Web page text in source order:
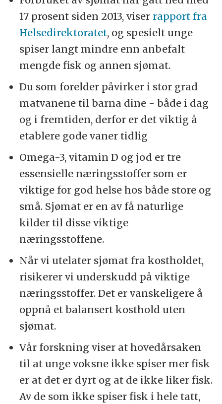
17 prosent siden 2013, viser rapport fra
Helsedirektoratet, og spesielt unge
spiser langt mindre enn anbefalt
mengde fisk og annen sjømat.
Du som forelder påvirker i stor grad
matvanene til barna dine - både i dag
og i fremtiden, derfor er det viktig å
etablere gode vaner tidlig
Omega-3, vitamin D og jod er tre
essensielle næringsstoffer som er
viktige for god helse hos både store og
små. Sjømat er en av få naturlige
kilder til disse viktige
næringsstoffene.
Når vi utelater sjømat fra kostholdet,
risikerer vi underskudd på viktige
næringsstoffer. Det er vanskeligere å
oppnå et balansert kosthold uten
sjømat.
Vår forskning viser at hovedårsaken
til at unge voksne ikke spiser mer fisk
er at det er dyrt og at de ikke liker fisk.
Av de som ikke spiser fisk i hele tatt,